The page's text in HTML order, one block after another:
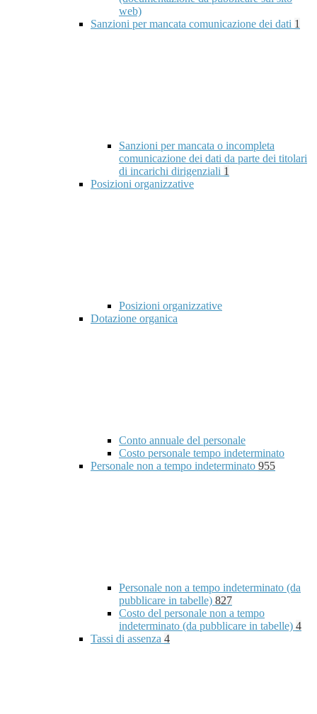
web)
Sanzioni per mancata comunicazione dei dati 1
Sanzioni per mancata o incompleta
comunicazione dei dati da parte dei titolari
di incarichi dirigenziali 1
Posizioni organizzative
Posizioni organizzative
Dotazione organica
Conto annuale del personale
Costo personale tempo indeterminato
Personale non a tempo indeterminato 955
Personale non a tempo indeterminato (da
pubblicare in tabelle) 827
Costo del personale non a tempo
indeterminato (da pubblicare in tabelle) 4
Tassi di assenza 4